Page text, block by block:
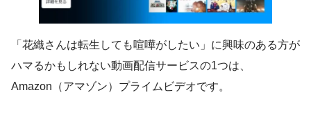
「花織さんは転生しても喧嘩がしたい」に興味のある方が
ハマるかもしれない動画配信サービスの1つは、
Amazon（アマゾン）プライムビデオです。